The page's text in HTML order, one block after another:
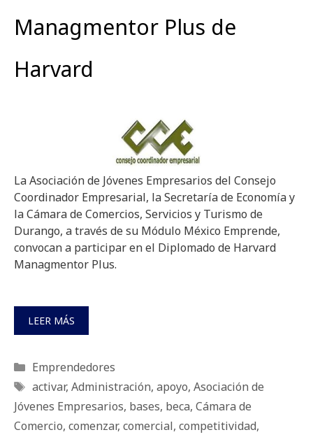
Managmentor Plus de
Harvard
La Asociación de Jóvenes Empresarios del Consejo
Coordinador Empresarial, la Secretaría de Economía y
la Cámara de Comercios, Servicios y Turismo de
Durango, a través de su Módulo México Emprende,
convocan a participar en el Diplomado de Harvard
Managmentor Plus.
LEER MÁS
Categorías
Emprendedores
Etiquetas
activar, Administración, apoyo, Asociación de
Jóvenes Empresarios, bases, beca, Cámara de
Comercio, comenzar, comercial, competitividad,